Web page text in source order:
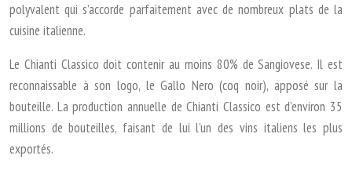
polyvalent qui s’accorde parfaitement avec de nombreux plats de la
cuisine italienne.
Le Chianti Classico doit contenir au moins 80% de Sangiovese. Il est
reconnaissable à son logo, le Gallo Nero (coq noir), apposé sur la
bouteille. La production annuelle de Chianti Classico est d’environ 35
millions de bouteilles, faisant de lui l’un des vins italiens les plus
exportés.